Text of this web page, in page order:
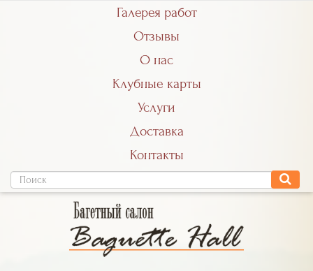
Галерея работ
Отзывы
О нас
Клубные карты
Услуги
Доставка
Контакты